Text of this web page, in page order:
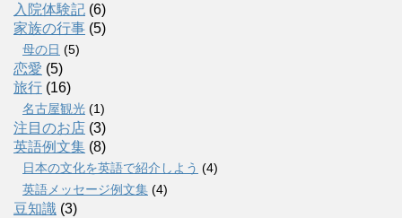
入院体験記 (6)
家族の行事 (5)
母の日 (5)
恋愛 (5)
旅行 (16)
名古屋観光 (1)
注目のお店 (3)
英語例文集 (8)
日本の文化を英語で紹介しよう (4)
英語メッセージ例文集 (4)
豆知識 (3)